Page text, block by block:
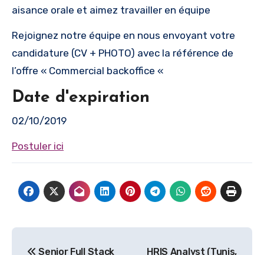
aisance orale et aimez travailler en équipe
Rejoignez notre équipe en nous envoyant votre
candidature (CV + PHOTO) avec la référence de
l’offre « Commercial backoffice «
Date d'expiration
02/10/2019
Postuler ici
Senior Full Stack
HRIS Analyst (Tunis,